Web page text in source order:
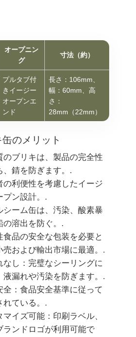
オープニン
グ
寸法（約）
プルタブ付
きイージー
オープンエ
ンド
長さ：106mm、
幅：60mm、高
さ：
28mm（22mm）
のメリット
のブリキは、製品の完全性
、錆を防ぎます。.
の利便性を考慮したイージ
プン設計。.
シーム缶は、汚染、酸素暴
の溶出を防ぐ。.
食品の安全な包装を必要と
売および輸出市場に最適。.
なし：完璧なシーリングに
液漏れや汚染を防ぎます。.
全：食品安全基準に従って
れている。.
マイズ可能：印刷ラベル、
ランドロゴが利用可能で